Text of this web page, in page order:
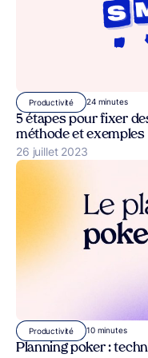
Productivité 24 minutes
5 étapes pour fixer
méthode et exemples
Publié le
26 juillet 2023
Productivité 10 minutes
Planning poker :